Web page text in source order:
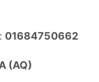
01684750662
(AQ)